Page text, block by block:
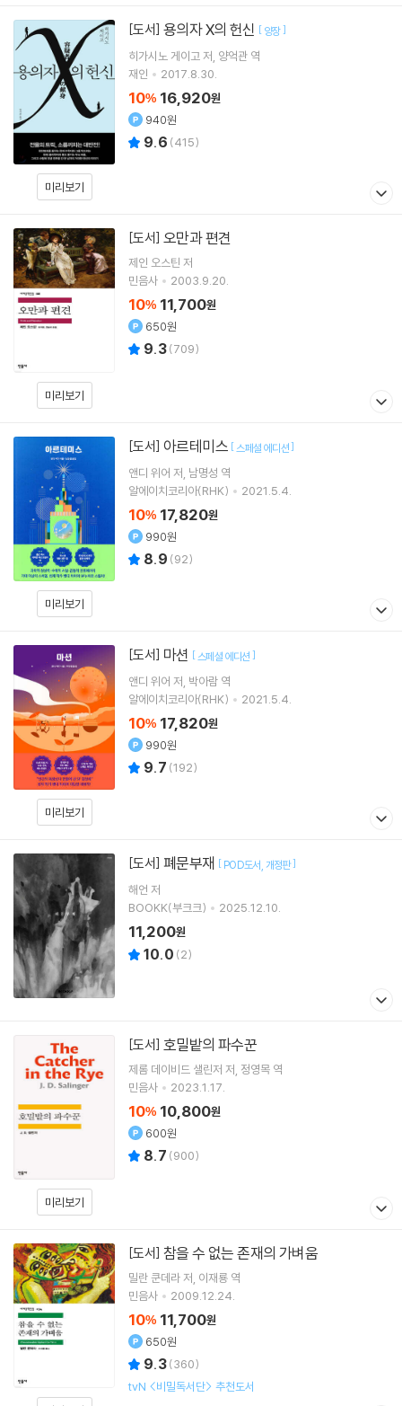
미리보기
[도서] 용의자 X의 헌신 [ 양장]
히가시노 게이고 저 양억관 역
재인
2017.8.30.
10% 16,920원
940원
9.6 (415)
미리보기
[도서] 오만과 편견
제인 오스틴 저
민음사
2003.9.20.
10% 11,700원
650원
9.3(709)
미리보기
[도서] 아르테미스 [스페셜 에디션]
앤디 위어 저 남명성 역
알에이치코리아(RHK)
2021.5.4.
10% 17,820원
990원
8.9 (92)
미리보기
[도서] 마션 [스페셜 에디션 ]
앤디 위어 저 박아람 역
알에이치코리아(RHK)
2021.5.4.
10% 17,820원
990원
9.7 (192)
[도서] 폐문부재 [ POD도서 개정판]
해언 저
BOOKK(부크크)
2025.12.10.
11,200원
10.0 (2)
미리보기
[도서] 호밀밭의 파수꾼
제롬 데이비드 샐린저 저 정영목 역
민음사
2023.1.17.
10% 10,800원
600원
8.7 (900)
[도서] 참을 수 없는 존재의 가벼움
밀란 쿤데라저 이재룡 역
민음사
2009.12.24.
10% 11,700원
650원
9.3(360)
tvN <비밀독서단> 추천도서